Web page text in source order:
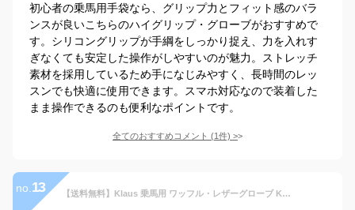
初心者の乗馬用手袋なら、グリップ力とフィット感のバラ
ンスが良いこちらのハイグリップ・グローブがおすすめで
す。シリコングリップが手綱をしっかり捉え、力を入れす
ぎなくても安定した操作がしやすいのが魅力。ストレッチ
素材を採用しているため手になじみやすく、長時間のレッ
スンでも快適に使用できます。スマホ対応なので装着した
まま操作できるのも便利なポイントです。
全てのおすすめコメント (1件) >
no. 13 【送料無料】Klaus 乗馬用 ワッフル・レザーグローブ KE1 本革（ベージュ×キャラメルブラウン） | 本皮 手袋 レザー オフホワイト 茶 ブラウン グローブ 乗馬手袋 乗馬グローブ 通気性 男女兼用 メンズ レディース ジュニア 男性 女性 子供 乗馬 馬具 乗馬用品